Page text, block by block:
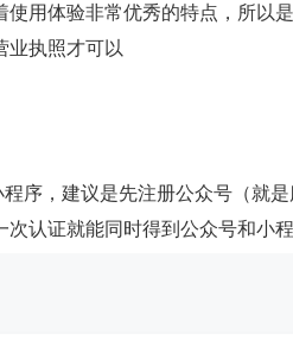
使用体验非常优秀的特点，所以
业执照才可以
序，建议是先注册公众号（就
次认证就能同时得到公众号和小